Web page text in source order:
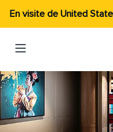
En visite de United